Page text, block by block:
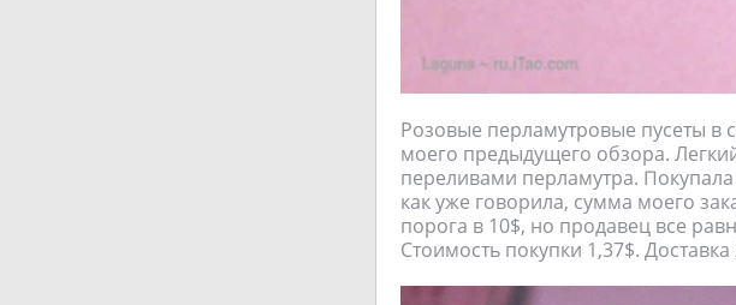
Розовые перламутровые пусеты в
моего предыдущего обзора.
переливами перламутра.
как уже говорила, сумма моего
порога в 10$, но продавец все
Стоимость покупки 1,37$.